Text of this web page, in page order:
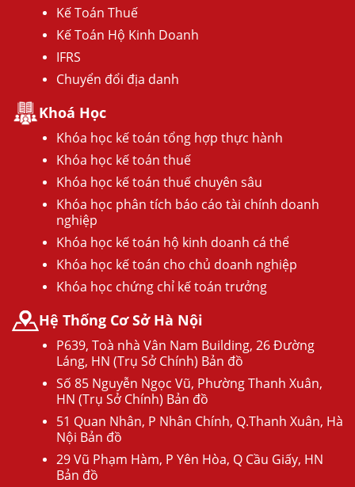
Kế Toán Thuế
Kế Toán Hộ Kinh Doanh
IFRS
Chuyển đổi địa danh
Khoá Học
Khóa học kế toán tổng hợp thực hành
Khóa học kế toán thuế
Khóa học kế toán thuế chuyên sâu
Khóa học phân tích báo cáo tài chính doanh
nghiệp
Khóa học kế toán hộ kinh doanh cá thể
Khóa học kế toán cho chủ doanh nghiệp
Khóa học chứng chỉ kế toán trưởng
Hệ Thống Cơ Sở Hà Nội
P639, Toà nhà Vân Nam Building, 26 Đường
Láng, HN (Trụ Sở Chính) Bản đồ
Số 85 Nguyễn Ngọc Vũ, Phường Thanh Xuân,
HN (Trụ Sở Chính) Bản đồ
51 Quan Nhân, P Nhân Chính, Q.Thanh Xuân, Hà
Nội Bản đồ
29 Vũ Phạm Hàm, P Yên Hòa, Q Cầu Giấy, HN
Bản đồ